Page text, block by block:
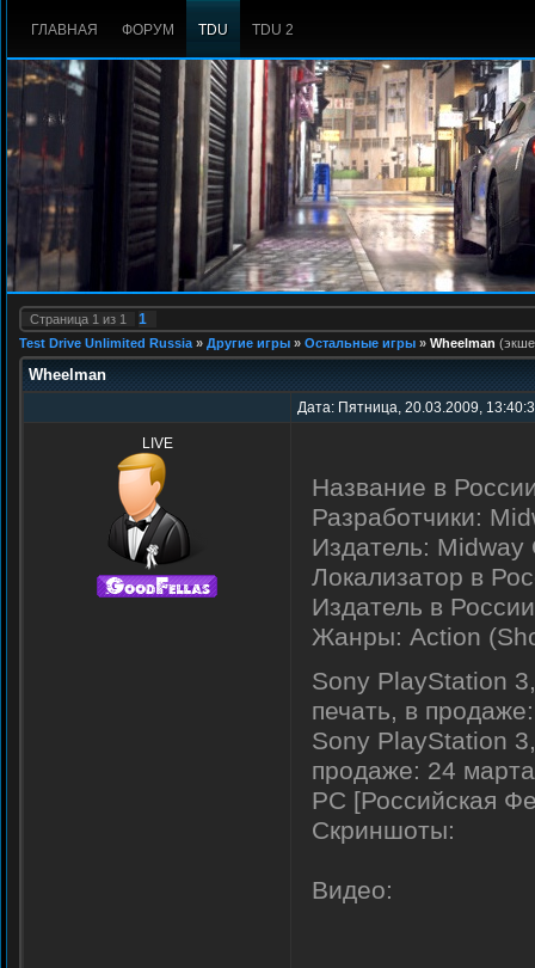
ГЛАВНАЯ ФОРУМ TDU TDU 2
Страница 1 из 1 1
Test Drive Unlimited Russia » Другие игры » Остальные игры » Wheelman
Wheelman
Дата: Пятница, 20.03.2009,
LIVE
Название в
Разработчики:
Издатель: Midway
Локализатор в
Издатель в
Жанры: Action
Sony PlayStation
печать, в
Sony PlayStation
продаже: 24
PC [Российская
Скриншоты:
Видео: